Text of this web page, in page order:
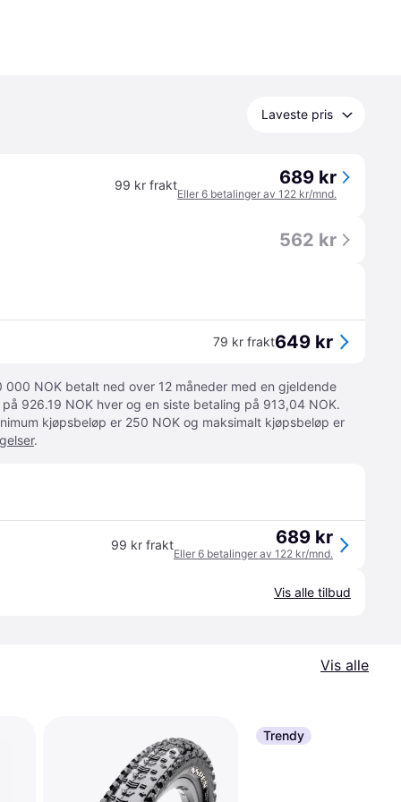
Laveste pris
99 kr frakt 689 kr
Eller 6 betalinger av 122 kr/mnd.
562 kr
79 kr frakt649 kr
000 NOK betalt ned over 12 måneder med en gjeldende
926.19 NOK hver og en siste betaling på 913,04 NOK.
kjøpsbeløp er 250 NOK og maksimalt kjøpsbeløp er
.
99 kr frakt 689 kr
Eller 6 betalinger av 122 kr/mnd.
Vis alle tilbud
Vis alle
Trendy